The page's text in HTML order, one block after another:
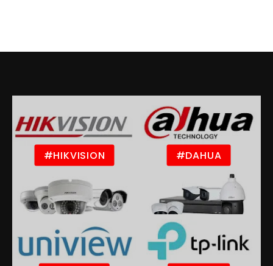
#HIKVISION #DAHUA